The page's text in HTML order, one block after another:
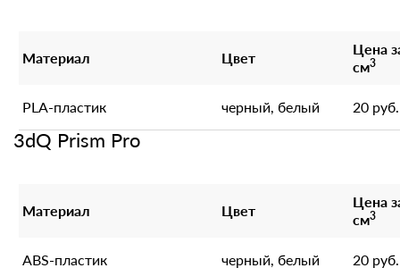
Материал Цвет
Цена
см3
PLA-пластик черный, белый 20 руб.
3dQ Prism Pro
Материал Цвет
Цена
см3
ABS-пластик черный, белый 20 руб.